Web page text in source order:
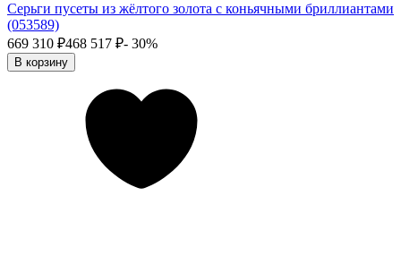
Серьги пусеты из жёлтого золота с коньячными бриллиантами
(053589)
669 310 ₽468 517 ₽- 30%
В корзину